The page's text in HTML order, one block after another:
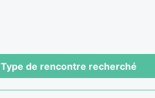
Type de rencontre recherché